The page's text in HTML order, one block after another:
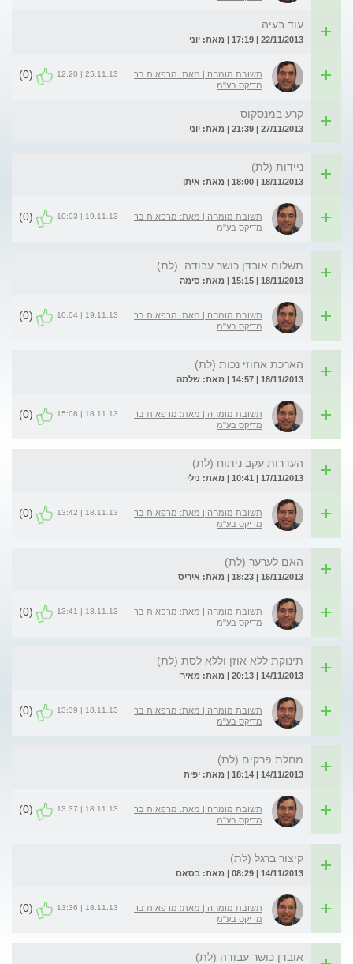
עוד בעיה.
22/11/2013 | 17:19 | מאת: יוני
תשובת מומחה | מאת: מרפאות בר
מדיקס בע"מ
25.11.13 | 12:20
(0)
קרע במנסקוס
27/11/2013 | 21:39 | מאת: יוני
ניידות (לת)
18/11/2013 | 18:00 | מאת: איתן
תשובת מומחה | מאת: מרפאות בר
מדיקס בע"מ
19.11.13 | 10:03
(0)
תשלום אובדן כושר עבודה. (לת)
18/11/2013 | 15:15 | מאת: סימה
תשובת מומחה | מאת: מרפאות בר
מדיקס בע"מ
19.11.13 | 10:04
(0)
הארכת אחוזי נכות (לת)
18/11/2013 | 14:57 | מאת: שלמה
תשובת מומחה | מאת: מרפאות בר
מדיקס בע"מ
18.11.13 | 15:08
(0)
העדרות עקב ניתוח (לת)
17/11/2013 | 10:41 | מאת: נילי
תשובת מומחה | מאת: מרפאות בר
מדיקס בע"מ
18.11.13 | 13:42
(0)
האם לערער (לת)
16/11/2013 | 18:23 | מאת: איריס
תשובת מומחה | מאת: מרפאות בר
מדיקס בע"מ
18.11.13 | 13:41
(0)
תינוקת ללא אוזן וללא לסת (לת)
14/11/2013 | 20:13 | מאת: מאיר
תשובת מומחה | מאת: מרפאות בר
מדיקס בע"מ
18.11.13 | 13:39
(0)
מחלת פרקים (לת)
14/11/2013 | 18:14 | מאת: יפית
תשובת מומחה | מאת: מרפאות בר
מדיקס בע"מ
18.11.13 | 13:37
(0)
קיצור ברגל (לת)
14/11/2013 | 08:29 | מאת: בסאם
תשובת מומחה | מאת: מרפאות בר
מדיקס בע"מ
18.11.13 | 13:36
(0)
אובדן כושר עבודה (לת)